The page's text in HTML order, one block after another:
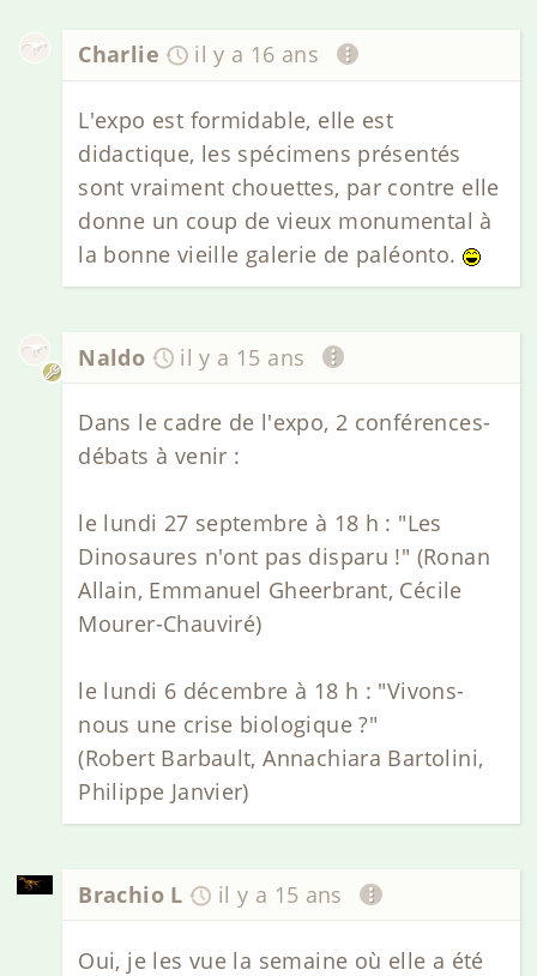
Charlie il y a 16 ans
L'expo est formidable, elle est
didactique, les spécimens présentés
sont vraiment chouettes, par contre elle
donne un coup de vieux monumental à
la bonne vieille galerie de paléonto.
Naldo il y a 15 ans
Dans le cadre de l'expo, 2 conférences-
débats à venir :
le lundi 27 septembre à 18 h : "Les
Dinosaures n'ont pas disparu !" (Ronan
Allain, Emmanuel Gheerbrant, Cécile
Mourer-Chauviré)
le lundi 6 décembre à 18 h : "Vivons-
nous une crise biologique ?"
(Robert Barbault, Annachiara Bartolini,
Philippe Janvier)
Brachio L il y a 15 ans
Oui, je les vue la semaine où elle a été